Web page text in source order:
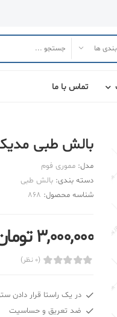
تماس با ما
بالش طبی
مدل: مموری فوم
دسته بندی: بالش طبی
شناسه محصول: 868
3,000,000 تومان
(0 نظر)
در یک راستا قرار دادن
ضد تعریق و حساسیت